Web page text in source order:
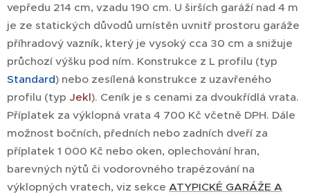
vepředu 214 cm, vzadu 190 cm. U širších garáží nad 4 m
je ze statických důvodů umístěn uvnitř prostoru garáže
příhradový vazník, který je vysoký cca 30 cm a snižuje
průchozí výšku pod ním. Konstrukce z L profilu (typ
Standard) nebo zesílená konstrukce z uzavřeného
profilu (typ Jekl). Ceník je s cenami za dvoukřídlá vrata.
Příplatek za výklopná vrata 4 700 Kč včetně DPH. Dále
možnost bočních, předních nebo zadních dveří za
příplatek 1 000 Kč nebo oken, oplechování hran,
barevných nýtů či vodorovného trapézování na
výklopných vratech, viz sekce ATYPICKÉ GARÁŽE A